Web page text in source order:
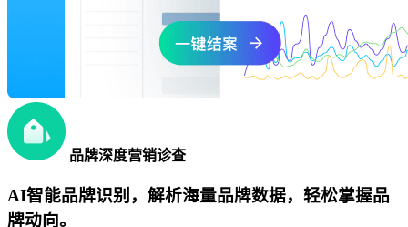
品牌深度营销诊查
AI智能品牌识别，解析海量品牌数据，轻松掌握品
牌动向。